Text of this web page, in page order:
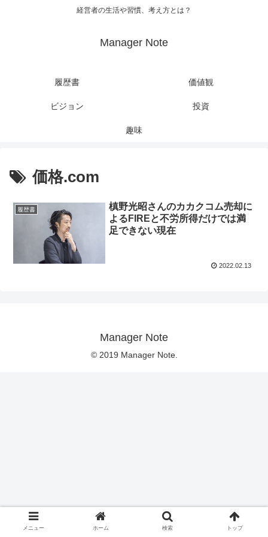
経営者の生活や習慣、考え方とは？
Manager Note
履歴書 価値観
ビジョン 投資
趣味
価格.com
履歴書
槙野光昭さんのカカクコム売却に
よるFIREと不労所得だけでは満
足できない現在
2022.02.13
Manager Note
© 2019 Manager Note.
メニュー ホーム 検索 トップ